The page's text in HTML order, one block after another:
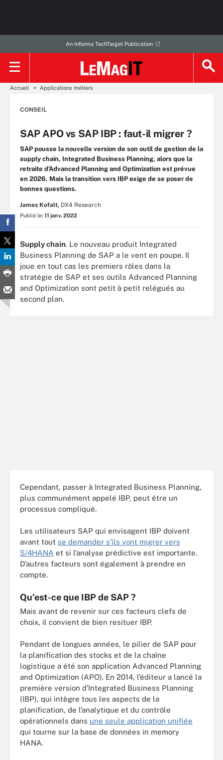
An Informa TechTarget Publication
Accueil Applications métiers
CONSEIL
SAP APO vs SAP IBP : faut-il migrer ?
SAP pousse la nouvelle version de son outil de gestion de la
supply chain, Integrated Business Planning, alors que la
retraite d’Advanced Planning and Optimization est prévue
en 2026. Mais la transition vers IBP exige de se poser de
bonnes questions.
James Kofalt, DX4 Research
Publié le: 11 janv. 2022
Supply chain. Le nouveau produit Integrated
Business Planning de SAP a le vent en poupe. Il
joue en tout cas les premiers rôles dans la
stratégie de SAP et ses outils Advanced Planning
and Optimization sont petit à petit relégués au
second plan.
Cependant, passer à Integrated Business Planning,
plus communément appelé IBP, peut être un
processus compliqué.
Les utilisateurs SAP qui envisagent IBP doivent
avant tout se demander s’ils vont migrer vers
S/4HANA et si l’analyse prédictive est importante.
D’autres facteurs sont également à prendre en
compte.
Qu’est-ce que IBP de SAP ?
Mais avant de revenir sur ces facteurs clefs de
choix, il convient de bien resituer IBP.
Pendant de longues années, le pilier de SAP pour
la planification des stocks et de la chaîne
logistique a été son application Advanced Planning
and Optimization (APO). En 2014, l’éditeur a lancé la
première version d’Integrated Business Planning
(IBP), qui intègre tous les aspects de la
planification, de l’analytique et du contrôle
opérationnels dans une seule application unifiée
qui tourne sur la base de données in memory
HANA.